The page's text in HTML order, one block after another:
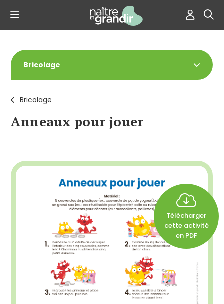
Bricolage
Anneaux pour jouer
Bricolage
Télécharger
cette activité
en PDF